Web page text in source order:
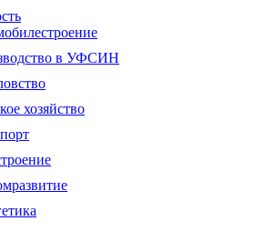
в УФСИН
хозяйство